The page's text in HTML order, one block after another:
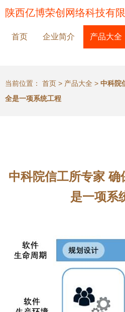
陕西亿博荣创网络科技有
首页 企业简介 产品大全
当前位置： 首页 > 产品大全 > 中科院
全是一项系统工程
中科院信工所专家
是一项系